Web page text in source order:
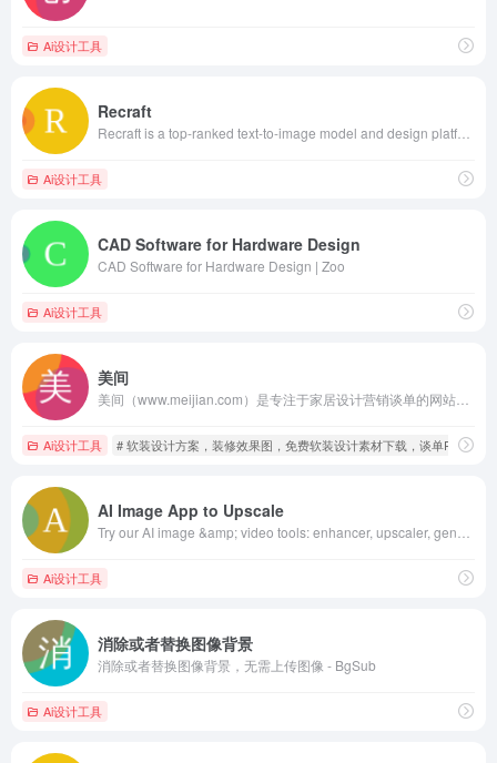
Ai设计工具
Recraft
Ai设计工具
CAD Software for Hardware Design
CAD Software for Hardware Design | Zoo
Ai设计工具
美间
Ai设计工具 # 软装设计方案，装修效果图，免费软装设计素材下载，谈单PPT模板
AI Image App to Upscale
Ai设计工具
消除或者替换图像背景
消除或者替换图像背景，无需上传图像 - BgSub
Ai设计工具